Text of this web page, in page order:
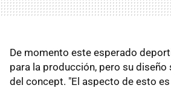
De momento este esperado
para la producción, pero su diseño
del concept. "El aspecto de esto